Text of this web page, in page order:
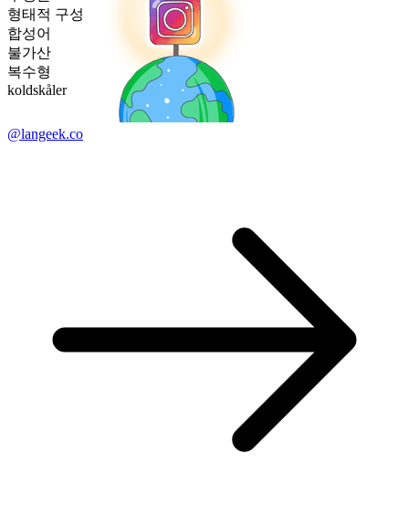
형태적 구성
합성어
불가산
복수형
koldskåler
@langeek.co